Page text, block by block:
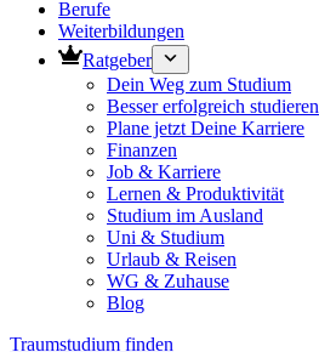
Berufe
Weiterbildungen
Ratgeber
Dein Weg zum Studium
Besser erfolgreich studieren
Plane jetzt Deine Karriere
Finanzen
Job & Karriere
Lernen & Produktivität
Studium im Ausland
Uni & Studium
Urlaub & Reisen
WG & Zuhause
Blog
Traumstudium finden